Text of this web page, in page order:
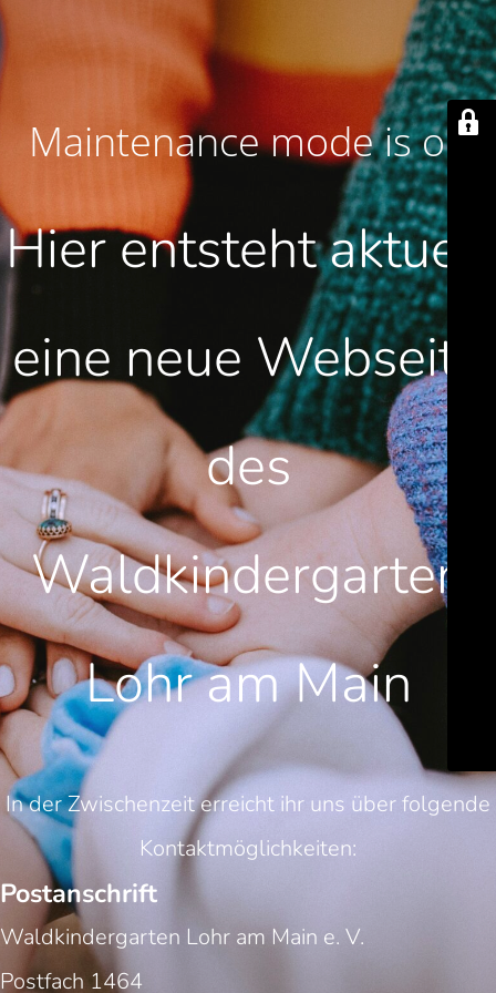
Maintenance mode is on
Hier entsteht aktuell
eine neue Webseite
des
Waldkindergarten
Lohr am Main
In der Zwischenzeit erreicht ihr uns über folgende
Kontaktmöglichkeiten:
Postanschrift
Waldkindergarten Lohr am Main e. V.
Postfach 1464